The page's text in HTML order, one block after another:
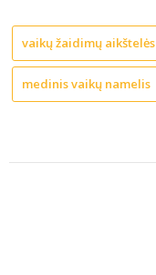
vaikų žaidimų aikštelės
medinis vaikų namelis